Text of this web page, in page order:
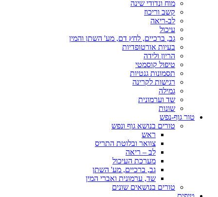
מוח ונדודי שינה
קשב וריכוז
לב-ריאה
עיכול
גב, ברכיים, לחץ דם, מע' השתן והמין
בעיות אורטופדיות
הריון ולידה
טיפול קוסמטי
תסמונות גנטיות
רגישות לקרינה
גמילה
שד וערמונית
שונות
טור גוף-נפש
טורים בנושא גוף ונפש
ראש
צוואר ובלוטת התריס
לב – ריאה
מערכת העיכול
גב, ברכיים, מע' השתן
שד, ערמונית ואברי המין
טורים בנושאים שונים